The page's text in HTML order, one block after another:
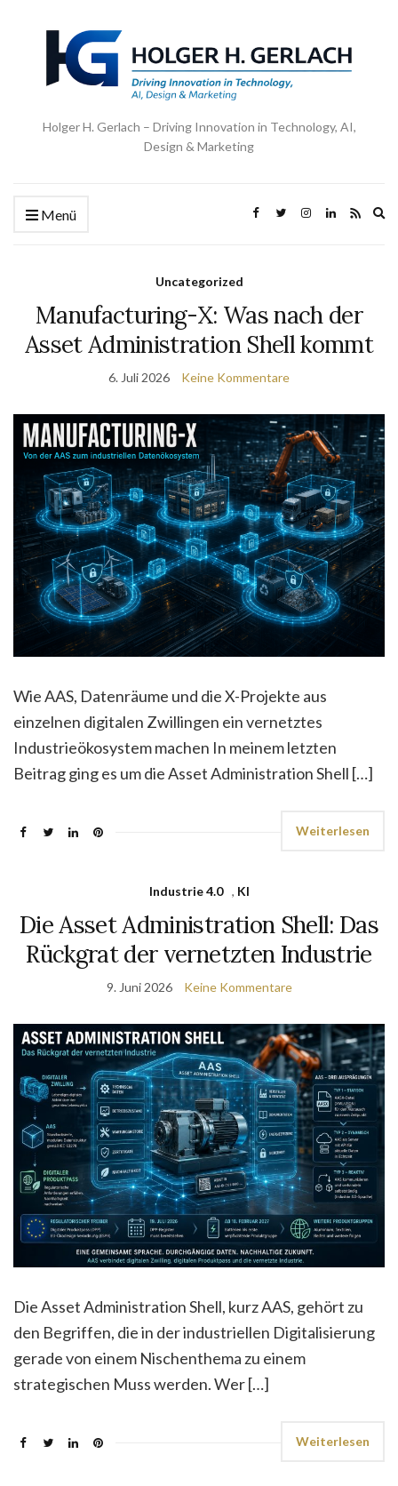
Holger H. Gerlach – Driving Innovation in Technology, AI,
Design & Marketing
Menü
Uncategorized
Manufacturing-X: Was nach der
Asset Administration Shell kommt
6. Juli 2026 Keine Kommentare
Wie AAS, Datenräume und die X-Projekte aus
einzelnen digitalen Zwillingen ein vernetztes
Industrieökosystem machen In meinem letzten
Beitrag ging es um die Asset Administration Shell […]
Weiterlesen
Industrie 4.0 , KI
Die Asset Administration Shell: Das
Rückgrat der vernetzten Industrie
9. Juni 2026 Keine Kommentare
Die Asset Administration Shell, kurz AAS, gehört zu
den Begriffen, die in der industriellen Digitalisierung
gerade von einem Nischenthema zu einem
strategischen Muss werden. Wer […]
Weiterlesen